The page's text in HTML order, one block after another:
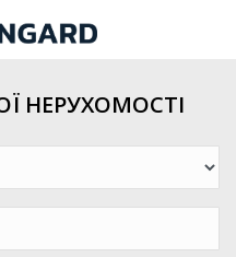
НЕРУХОМОСТІ